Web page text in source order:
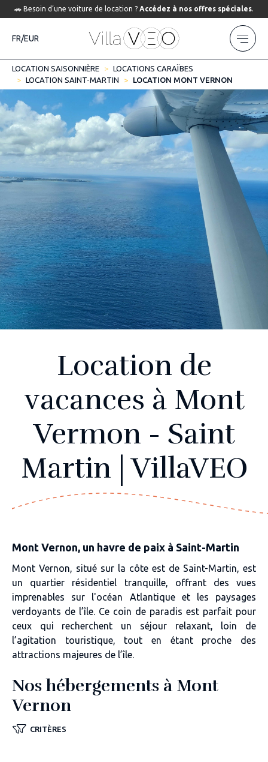
🚗 Besoin d’une voiture de location ? Accédez à nos offres spéciales.
FR/EUR
LOCATION SAISONNIÈRE
LOCATIONS CARAÏBES
LOCATION SAINT-MARTIN
LOCATION MONT VERNON
Location de
vacances à Mont
Vermon - Saint
Martin | VillaVEO
Mont Vernon, un havre de paix à Saint-Martin
Mont Vernon, situé sur la côte est de Saint-Martin, est
un quartier résidentiel tranquille, offrant des vues
imprenables sur l'océan Atlantique et les paysages
verdoyants de l’île. Ce coin de paradis est parfait pour
ceux qui recherchent un séjour relaxant, loin de
l’agitation touristique, tout en étant proche des
attractions majeures de l’île.
Nos hébergements à Mont
Vernon
CRITÈRES